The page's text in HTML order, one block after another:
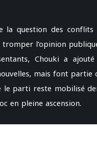
la question des
l’opinion
Chouki a
mais font
le parti reste mobilisé
en pleine ascension.